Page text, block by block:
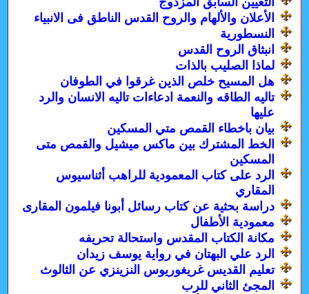
الأعلان والألهام والروح القدس الناطق فى الانبياء
النسطورية
انبثاق الروح القدس
لماذا الصليب بالذات
هل المسيح خلص الذين غرقوا في الطوفان
تاليه الطاقه والنعمة ادعاءات تاليه الانسان والرد
عليها
بيان باخطاء القمص متي المسكين
الخط المشترك بين ماكس ميشيل والقمص متى
المسكين
الرد على كتاب المعمودية للراهب أثناسيوس
المقاري
دراسة بحثية عن كتاب رسائل أبونا فيلمون المقارى
معمودية الأطفال
مكانة الكتاب المقدس واستحالة تحريفه
الرد علي البهتان في رواية يوسف زيدان
تعليم القديس غريغوريوس النزينزي عن الثالوث
المجئ الثاني للرب